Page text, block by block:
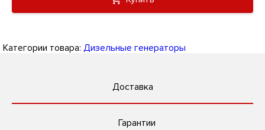
Категории товара: Дизельные генераторы
Доставка
Гарантии